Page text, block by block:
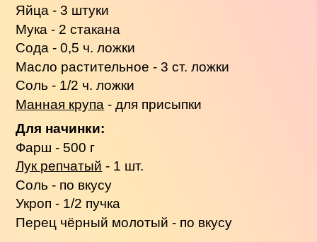
Яйца - 3 штуки
Мука - 2 стакана
Сода - 0,5 ч. ложки
Масло растительное - 3 ст. ложки
Соль - 1/2 ч. ложки
Манная крупа - для присыпки
Для начинки:
Фарш - 500 г
Лук репчатый - 1 шт.
Соль - по вкусу
Укроп - 1/2 пучка
Перец чёрный молотый - по вкусу